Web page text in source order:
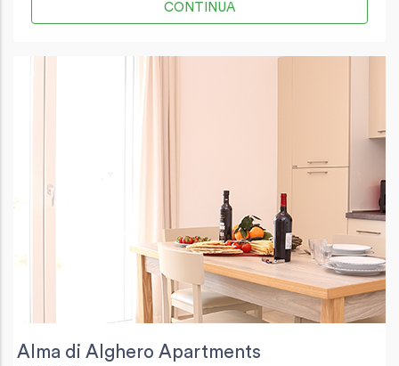
CONTINUA
Alma di Alghero Apartments